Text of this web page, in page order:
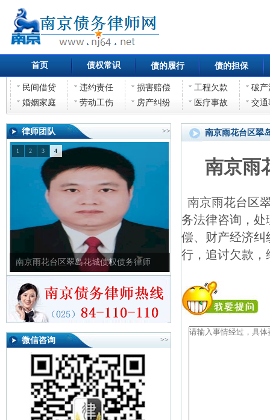
首页 债权常识 债的履行 债的担保
民间借贷 违约责任 损害赔偿 工程欠款
破产
婚姻家庭
劳动工伤 房产纠纷 医疗事故 交通
律师团队 >>
南京雨花台区翠岛花城债权债务律师
1 2 3 4
微信咨询 >>
南京雨花台区翠
南京雨
南京雨花台区
务法律咨询，处
偿、财产经济纠
行，追讨欠款，